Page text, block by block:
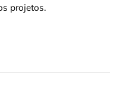
projetos.